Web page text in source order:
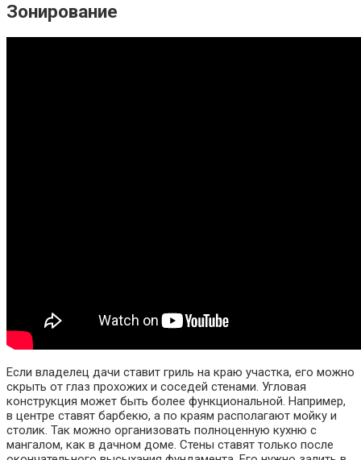
Зонирование
Если владелец дачи ставит гриль на краю участка, его можно
скрыть от глаз прохожих и соседей стенами. Угловая
конструкция может быть более функциональной. Например,
в центре ставят барбекю, а по краям располагают мойку и
столик. Так можно организовать полноценную кухню с
мангалом, как в дачном доме. Стены ставят только после